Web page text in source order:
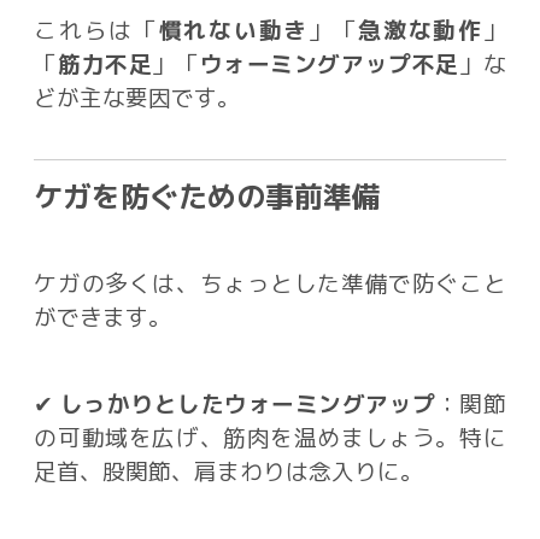
これらは「慣れない動き 」「急激な動作」
「筋力不足」「ウォーミングアップ不足」な
どが主な要因です。
ケガを防ぐための事前準備
ケガの多くは、ちょっとした準備で防ぐこと
ができます。
✔ しっかりとしたウォーミングアップ ：関節
の可動域を広げ、筋肉を温めましょう。特に
足首、股関節、肩まわりは念入りに。